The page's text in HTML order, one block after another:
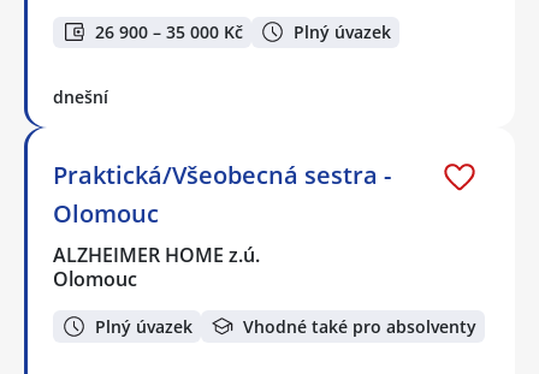
26 900 – 35 000 Kč Plný úvazek
dnešní
Praktická/Všeobecná sestra -
Olomouc
ALZHEIMER HOME z.ú.
Olomouc
Plný úvazek Vhodné také pro absolventy